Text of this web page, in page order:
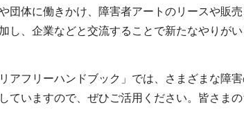
団体に働きかけ、障害者アートのリースや販
し、企業などと交流することで新たなやりが
アフリーハンドブック」では、さまざまな障
ていますので、ぜひご活用ください。皆さま